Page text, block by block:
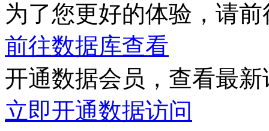
为了您更好的体验，请
前往数据库查看
开通数据会员，查看最
立即开通数据访问